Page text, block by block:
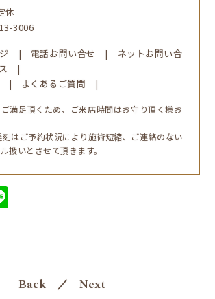
休
3006
| 電話お問い合せ | ネットお問い合
|
| よくあるご質問 |
満足頂くため、ご来店時間はお守り頂く様お
はご予約状況により施術短縮、ご連絡のない
扱いとさせて頂きます。
Back ／ Next